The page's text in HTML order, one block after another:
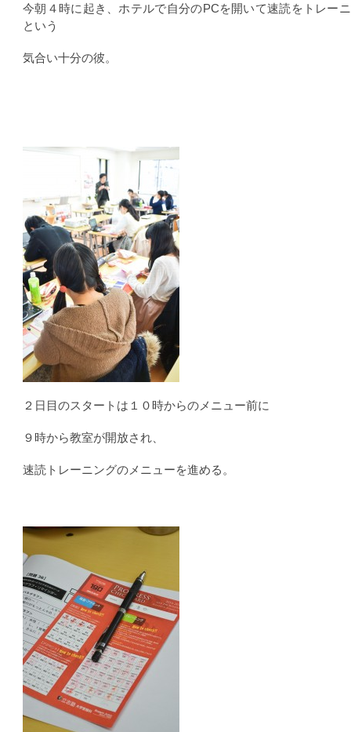
今朝４時に起き、ホテルで自分のPCを開いて速読をトレー
という
気合い十分の彼。
２日目のスタートは１０時からのメニュー前に
９時から教室が開放され、
速読トレーニングのメニューを進める。